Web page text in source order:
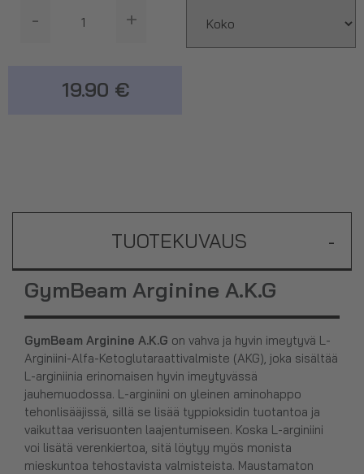
- +
19.90 €
TUOTEKUVAUS -
GymBeam Arginine A.K.G
GymBeam Arginine A.K.G on vahva ja hyvin imeytyvä L-
Arginiini-Alfa-Ketoglutaraattivalmiste (AKG), joka sisältää
L-arginiinia erinomaisen hyvin imeytyvässä
jauhemuodossa. L-arginiini on yleinen aminohappo
tehonlisääjissä, sillä se lisää typpioksidin tuotantoa ja
vaikuttaa verisuonten laajentumiseen. Koska L-arginiini
voi lisätä verenkiertoa, sitä löytyy myös monista
mieskuntoa tehostavista valmisteista. Maustamaton